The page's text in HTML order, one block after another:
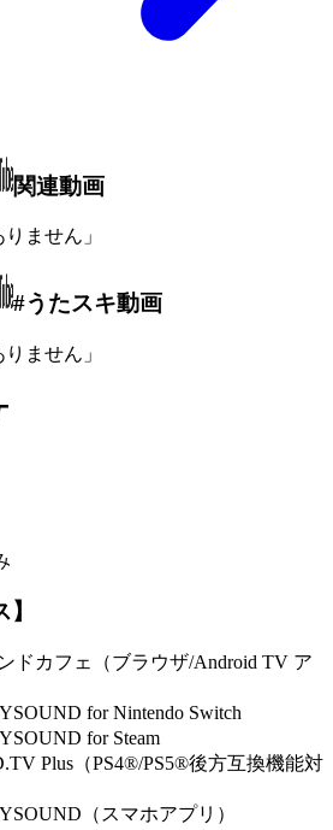
関連動画
ません」
#うたスキ動画
ません」
ドカフェ（ブラウザ/Android TV ア
for Nintendo Switch
for Steam
Plus（PS4®/PS5®後方互換機能対
（スマホアプリ）